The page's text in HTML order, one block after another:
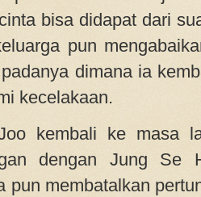
bisa didapat dari
pun
dimana ia
kecelakaan.
kembali ke masa
dengan Jung Se
pun membatalkan